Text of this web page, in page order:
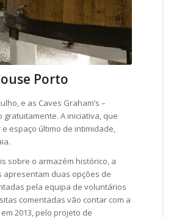
Porto
e as Caves Graham’s –
A iniciativa, que
e espaço último de intimidade,
sobre o armazém histórico, a
apresentam duas opções de
pela equipa de voluntários
comentadas vão contar com a
2013, pelo projeto de